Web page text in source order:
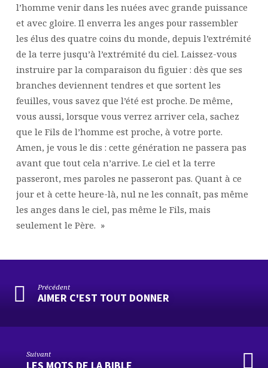
l’homme venir dans les nuées avec grande puissance
et avec gloire. Il enverra les anges pour rassembler
les élus des quatre coins du monde, depuis l’extrémité
de la terre jusqu’à l’extrémité du ciel. Laissez-vous
instruire par la comparaison du figuier : dès que ses
branches deviennent tendres et que sortent les
feuilles, vous savez que l’été est proche. De même,
vous aussi, lorsque vous verrez arriver cela, sachez
que le Fils de l’homme est proche, à votre porte.
Amen, je vous le dis : cette génération ne passera pas
avant que tout cela n’arrive. Le ciel et la terre
passeront, mes paroles ne passeront pas. Quant à ce
jour et à cette heure-là, nul ne les connaît, pas même
les anges dans le ciel, pas même le Fils, mais
seulement le Père. »
Précédent
AIMER C'EST TOUT DONNER
Suivant
LES MOTS DE LA BIBLE